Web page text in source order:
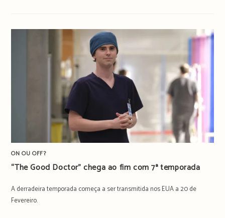
ON OU OFF?
“The Good Doctor” chega ao fim com 7ª temporada
A derradeira temporada começa a ser transmitida nos EUA a 20 de
Fevereiro.